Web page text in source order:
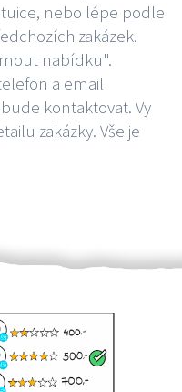
nebo lépe podle
zakázek.
nabídku".
a email
kontaktovat. Vy
zakázky. Vše je